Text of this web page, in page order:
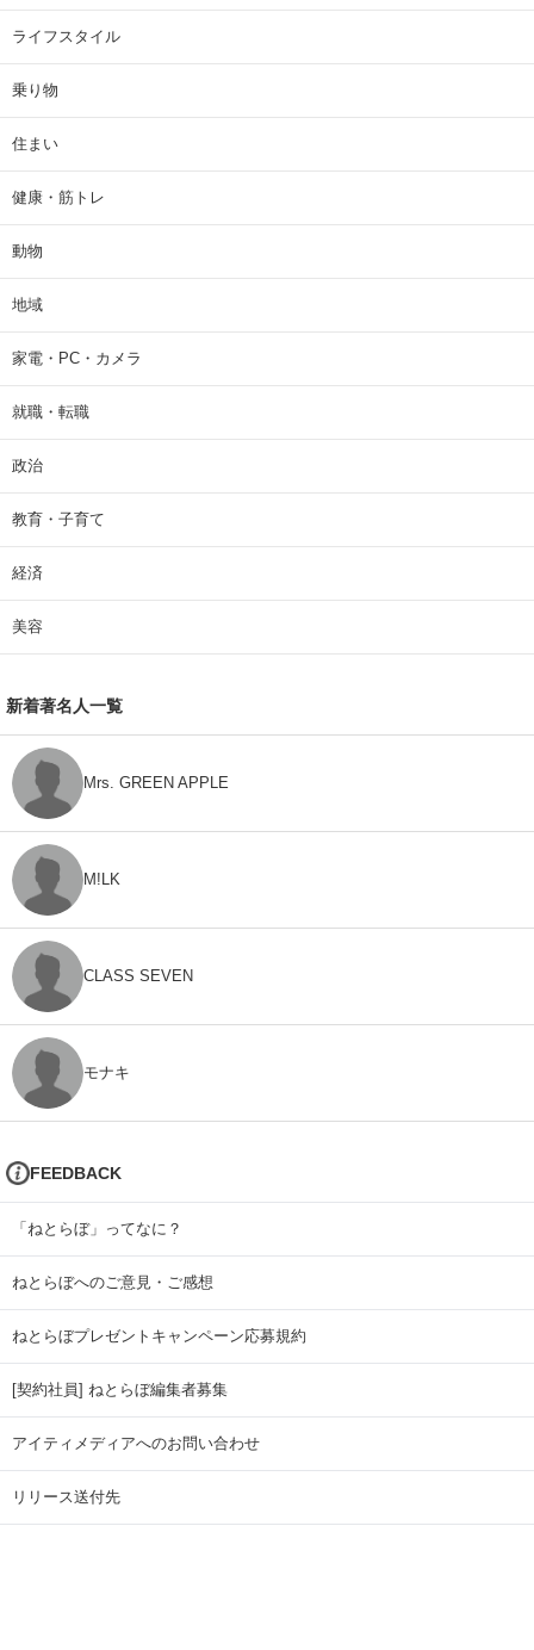
ライフスタイル
乗り物
住まい
健康・筋トレ
動物
地域
家電・PC・カメラ
就職・転職
政治
教育・子育て
経済
美容
新着著名人一覧
Mrs. GREEN APPLE
M!LK
CLASS SEVEN
モナキ
FEEDBACK
「ねとらぼ」ってなに？
ねとらぼへのご意見・ご感想
ねとらぼプレゼントキャンペーン応募規約
[契約社員] ねとらぼ編集者募集
アイティメディアへのお問い合わせ
リリース送付先